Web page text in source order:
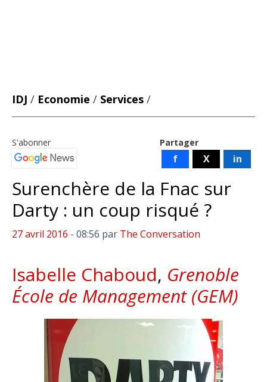
IDJ / Economie / Services /
Partager
f X in
S'abonner
Surenchère de la Fnac sur
Darty : un coup risqué ?
27 avril 2016 - 08:56 par The Conversation
Isabelle Chaboud, Grenoble
École de Management (GEM)